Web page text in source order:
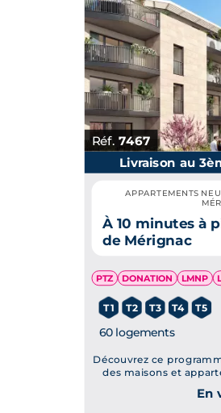
T4
T5
Réf. 7467
Je
Livraison au
APPARTEMENTS
À 10 minutes à
de Mérignac
PTZ DONATION LMNP
T1 T2 T3 T4 T5
60 logements
Découvrez ce
des maisons et
des commodités,
énergétiques